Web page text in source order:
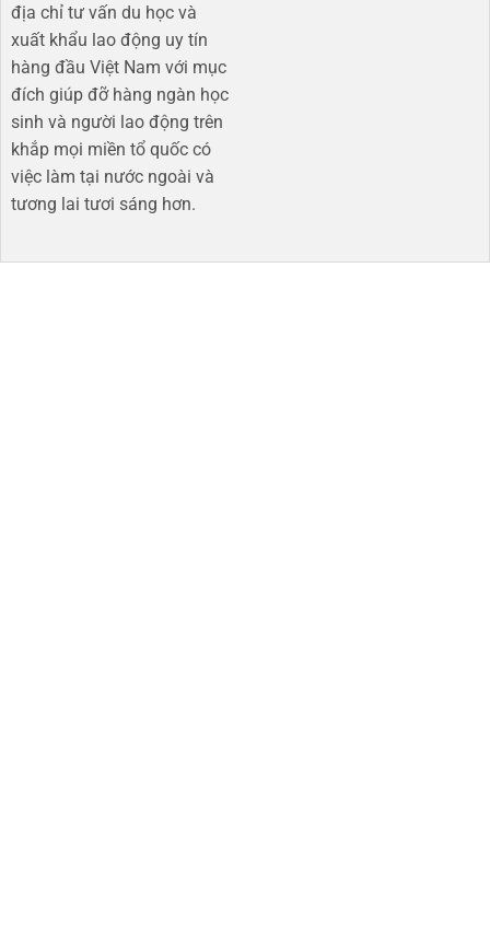
địa chỉ tư vấn du học và
xuất khẩu lao động uy tín
hàng đầu Việt Nam với mục
đích giúp đỡ hàng ngàn học
sinh và người lao động trên
khắp mọi miền tổ quốc có
việc làm tại nước ngoài và
tương lai tươi sáng hơn​.